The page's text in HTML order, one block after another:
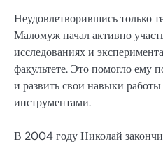
Неудовлетворившись только
Маломуж начал активно
исследованиях и
факультете. Это помогло ему
и развить свои навыки
инструментами.
В 2004 году Николай